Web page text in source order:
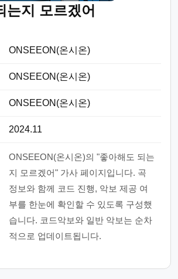
는지 모르겠어
ONSEEON(온시온)
ONSEEON(온시온)
ONSEEON(온시온)
2024.11
ONSEEON(온시온)의 "좋아해도 되는
지 모르겠어" 가사 페이지입니다. 곡
정보와 함께 코드 진행, 악보 제공 여
부를 한눈에 확인할 수 있도록 구성했
습니다. 코드악보와 일반 악보는 순차
적으로 업데이트됩니다.